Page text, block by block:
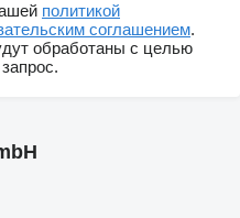
политикой
соглашением.
обработаны с целью